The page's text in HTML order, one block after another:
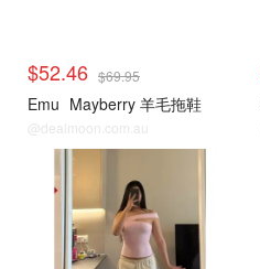
$52.46 $69.95
Emu Mayberry 羊毛拖鞋
@dealmoon.com.au